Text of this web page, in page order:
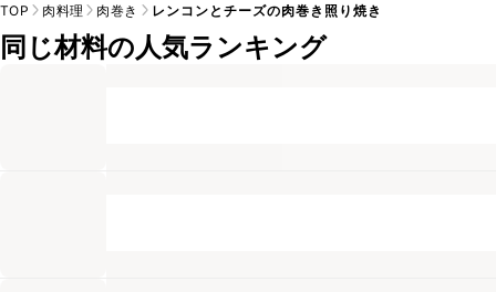
TOP 肉料理 肉巻き レンコンとチーズの肉巻き照り焼き
同じ材料の人気ランキング